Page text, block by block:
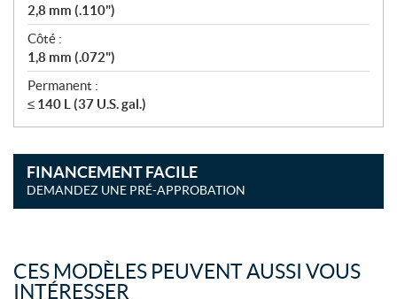
2,8 mm (.110")
Côté :
1,8 mm (.072")
Permanent :
≤ 140 L (37 U.S. gal.)
FINANCEMENT FACILE
DEMANDEZ UNE PRÉ-APPROBATION
CES MODÈLES PEUVENT AUSSI VOUS
INTÉRESSER